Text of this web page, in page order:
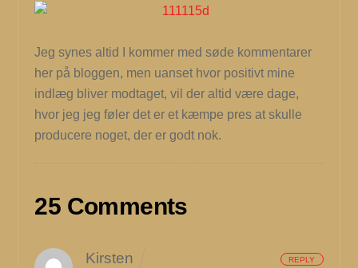
Jeg synes altid I kommer med søde kommentarer
her på bloggen, men uanset hvor positivt mine
indlæg bliver modtaget, vil der altid være dage,
hvor jeg jeg føler det er et kæmpe pres at skulle
producere noget, der er godt nok.
25 Comments
Kirsten REPLY